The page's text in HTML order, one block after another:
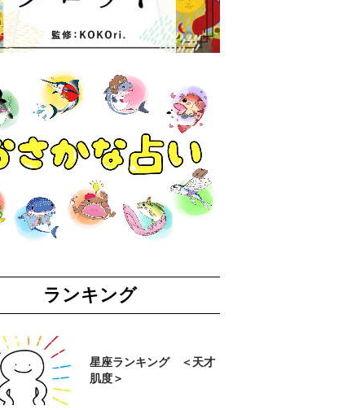
ランキング
星座ランキング ＜天才
肌度＞